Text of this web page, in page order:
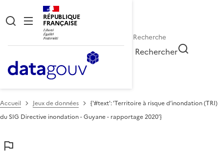
RÉPUBLIQUE
FRANÇAISE
Rechercher
Accueil Jeux de données
{'#text': 'Territoire à risque d’inondation (TRI)
du SIG Directive inondation - Guyane - rapportage 2020'}